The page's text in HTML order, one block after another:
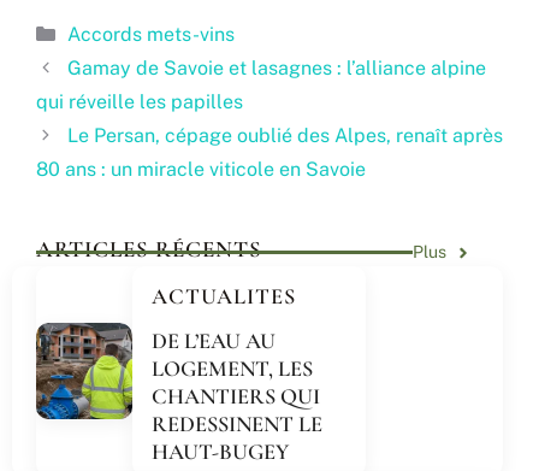
Catégories
Accords mets-vins
Gamay de Savoie et lasagnes : l’alliance alpine
qui réveille les papilles
Le Persan, cépage oublié des Alpes, renaît après
80 ans : un miracle viticole en Savoie
ARTICLES RÉCENTS Plus
ACTUALITES
DE L’EAU AU
LOGEMENT, LES
CHANTIERS QUI
REDESSINENT LE
HAUT-BUGEY